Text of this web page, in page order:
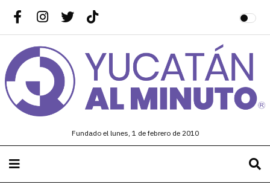
Fundado el lunes, 1 de febrero de 2010